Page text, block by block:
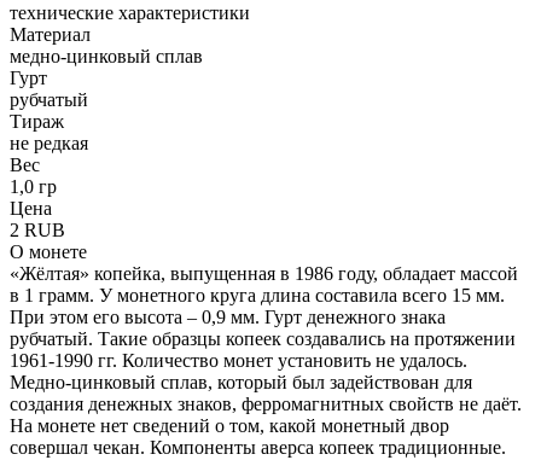
технические характеристики
Материал
медно-цинковый сплав
Гурт
рубчатый
Тираж
не редкая
Вес
1,0 гр
Цена
2 RUB
О монете
«Жёлтая» копейка, выпущенная в 1986 году, обладает массой
в 1 грамм. У монетного круга длина составила всего 15 мм.
При этом его высота – 0,9 мм. Гурт денежного знака
рубчатый. Такие образцы копеек создавались на протяжении
1961-1990 гг. Количество монет установить не удалось.
Медно-цинковый сплав, который был задействован для
создания денежных знаков, ферромагнитных свойств не даёт.
На монете нет сведений о том, какой монетный двор
совершал чекан. Компоненты аверса копеек традиционные.